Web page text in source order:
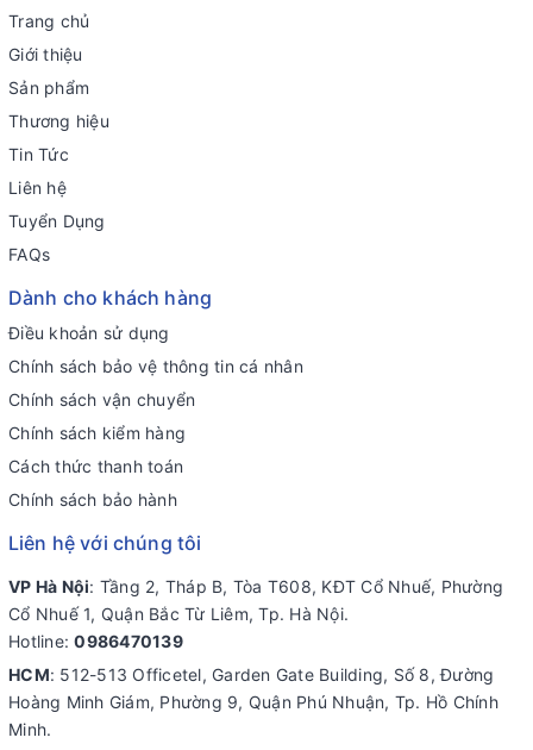
Trang chủ
Giới thiệu
Sản phẩm
Thương hiệu
Tin Tức
Liên hệ
Tuyển Dụng
FAQs
Dành cho khách hàng
Điều khoản sử dụng
Chính sách bảo vệ thông tin cá nhân
Chính sách vận chuyển
Chính sách kiểm hàng
Cách thức thanh toán
Chính sách bảo hành
Liên hệ với chúng tôi
VP Hà Nội: Tầng 2, Tháp B, Tòa T608, KĐT Cổ Nhuế, Phường
Cổ Nhuế 1, Quận Bắc Từ Liêm, Tp. Hà Nội.
Hotline:0986470139
HCM: 512-513 Officetel, Garden Gate Building, Số 8, Đường
Hoàng Minh Giám, Phường 9, Quận Phú Nhuận, Tp. Hồ Chính
Minh.